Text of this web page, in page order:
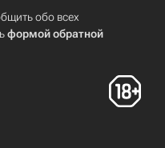
обо всех
формой обратной